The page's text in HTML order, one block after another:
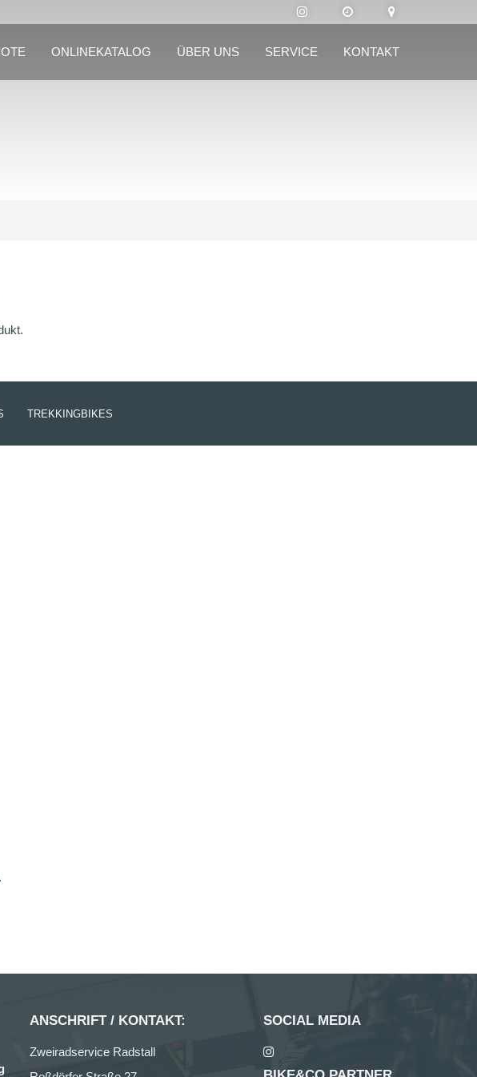
ONLINEKATALOG ÜBER UNS SERVICE KONTAKT
TREKKINGBIKES
ANSCHRIFT / KONTAKT:
Zweiradservice Radstall
SOCIAL MEDIA